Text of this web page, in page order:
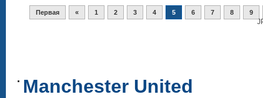
Первая « 1 2 3 4 5 6 7 8 9
Manchester United